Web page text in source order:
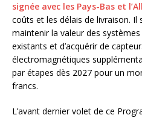
signée avec les Pays-Bas et
coûts et les délais de livraison. Il
maintenir la valeur des
existants et d’acquérir de
électromagnétiques
par étapes dès 2027 pour un
francs.
L’avant dernier volet de ce